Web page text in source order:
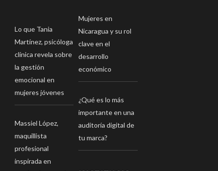
Lo que Tania
Martínez, psicóloga
clínica revela sobre
la gestión
emocional en
mujeres jóvenes
Massiel López,
maquillista
profesional
inspirada en
Mujeres en
Nicaragua y su rol
clave en el
desarrollo
económico
¿Qué es lo más
importante en una
auditoría digital de
tu marca?